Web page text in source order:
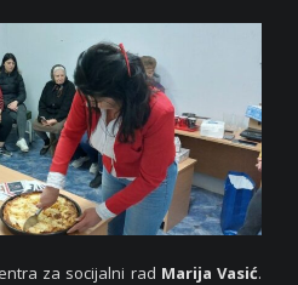
za socijalni rad Marija Vasić.